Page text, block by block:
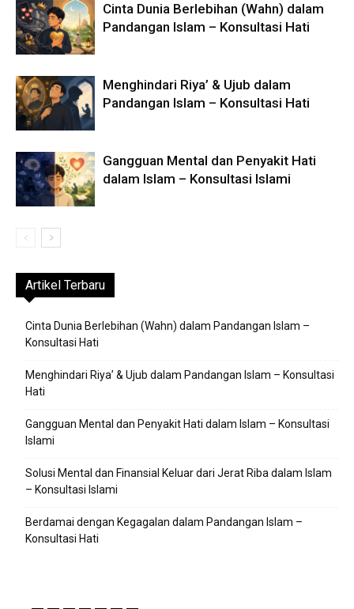
Cinta Dunia Berlebihan (Wahn) dalam
Pandangan Islam – Konsultasi Hati
Menghindari Riya’ & Ujub dalam
Pandangan Islam – Konsultasi Hati
Gangguan Mental dan Penyakit Hati
dalam Islam – Konsultasi Islami
Artikel Terbaru
Cinta Dunia Berlebihan (Wahn) dalam Pandangan Islam –
Konsultasi Hati
Menghindari Riya’ & Ujub dalam Pandangan Islam – Konsultasi
Hati
Gangguan Mental dan Penyakit Hati dalam Islam – Konsultasi
Islami
Solusi Mental dan Finansial Keluar dari Jerat Riba dalam Islam
– Konsultasi Islami
Berdamai dengan Kegagalan dalam Pandangan Islam –
Konsultasi Hati